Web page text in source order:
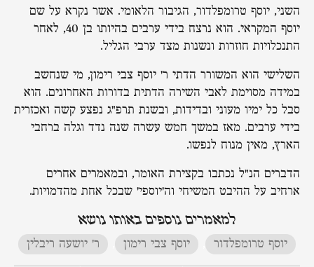
השני, יוסף טרומפלדור, הגיבור הלאומי. אשר נקרא על שם
יוסף המקראי. הוא נרצח בידי ערבים בהיותו בן 40, לאחר
התנכלויות חוזרות ונשנות מצד ערבי הגליל.
השלישי הוא המשורר הדתי ר' יוסף צבי רימון, מי שנחשב
במידה מסוימת לאבי השירה הדתית בדורות האחרונים. הוא
סבל כל ימיו מעוני ובדידות, ובשנת תרפ"ג נפצע קשה ואכזרית
בידי ערבים. מאז במשך חמש עשרה שנה נדד וגלה ברחבי
הארץ, מאין מנוח לנפשו.
הדברים הנ"ל נכתבו בקצירת האומר, ובמאמרים אחרים
ארחיב על ההיבט המשיחי וה'יוספי' שבכל אחת מהדמויות.
למאמרים נוספים באותו נושא
יוסף טרומפלדור יוסף צבי רימון ר' יושעה ריבלין